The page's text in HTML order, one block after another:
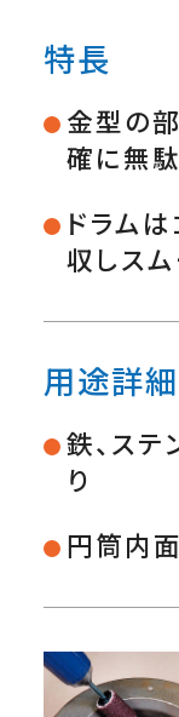
特長
金型の
確に無
ドラム
収しス
用途詳細
鉄、ス
り
円筒内